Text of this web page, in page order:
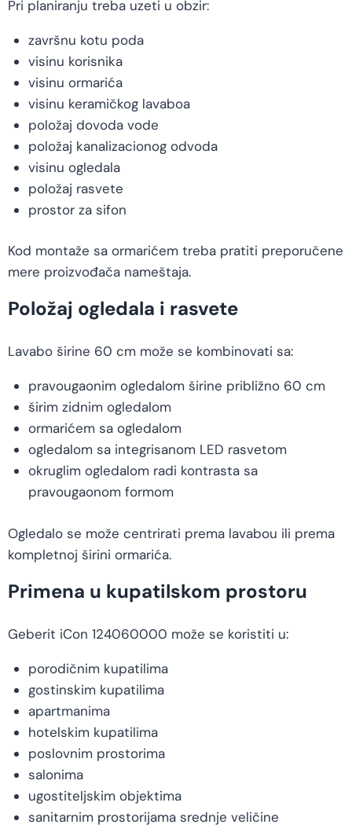
Pri planiranju treba uzeti u obzir:
završnu kotu poda
visinu korisnika
visinu ormarića
visinu keramičkog lavaboa
položaj dovoda vode
položaj kanalizacionog odvoda
visinu ogledala
položaj rasvete
prostor za sifon
Kod montaže sa ormarićem treba pratiti preporučene
mere proizvođača nameštaja.
Položaj ogledala i rasvete
Lavabo širine 60 cm može se kombinovati sa:
pravougaonim ogledalom širine približno 60 cm
širim zidnim ogledalom
ormarićem sa ogledalom
ogledalom sa integrisanom LED rasvetom
okruglim ogledalom radi kontrasta sa
pravougaonom formom
Ogledalo se može centrirati prema lavabou ili prema
kompletnoj širini ormarića.
Primena u kupatilskom prostoru
Geberit iCon 124060000 može se koristiti u:
porodičnim kupatilima
gostinskim kupatilima
apartmanima
hotelskim kupatilima
poslovnim prostorima
salonima
ugostiteljskim objektima
sanitarnim prostorijama srednje veličine